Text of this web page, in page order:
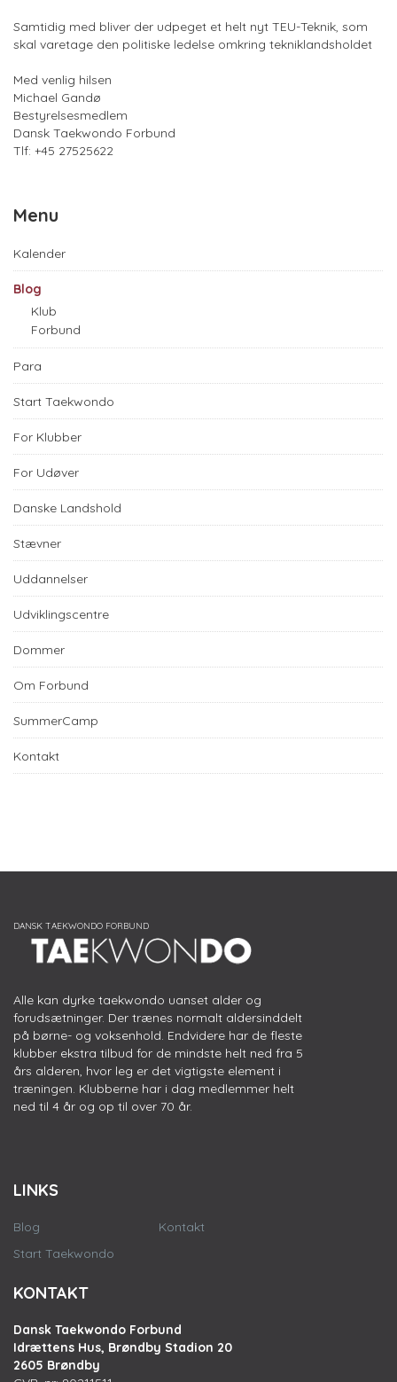
Samtidig med bliver der udpeget et helt nyt TEU-Teknik, som
skal varetage den politiske ledelse omkring tekniklandsholdet
Med venlig hilsen
Michael Gandø
Bestyrelsesmedlem
Dansk Taekwondo Forbund
Tlf: +45 27525622
Menu
Kalender
Blog
Klub
Forbund
Para
Start Taekwondo
For Klubber
For Udøver
Danske Landshold
Stævner
Uddannelser
Udviklingscentre
Dommer
Om Forbund
SummerCamp
Kontakt
Alle kan dyrke taekwondo uanset alder og
forudsætninger. Der trænes normalt aldersinddelt
på børne- og voksenhold. Endvidere har de fleste
klubber ekstra tilbud for de mindste helt ned fra 5
års alderen, hvor leg er det vigtigste element i
træningen. Klubberne har i dag medlemmer helt
ned til 4 år og op til over 70 år.
LINKS
Blog
Start Taekwondo
Kontakt
KONTAKT
Dansk Taekwondo Forbund
Idrættens Hus, Brøndby Stadion 20
2605 Brøndby